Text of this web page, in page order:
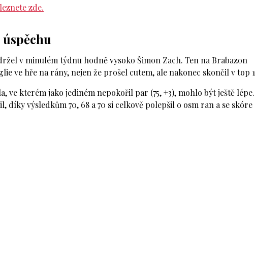
zde.
v minulém týdnu hodně vysoko Šimon Zach. Ten na Brabazon
ve hře na rány, nejen že prošel cutem, ale nakonec skončil v top
ve kterém jako jediném nepokořil par (75, +3), mohlo být ještě lépe.
výsledkům 70, 68 a 70 si celkově polepšil o osm ran a se skóre